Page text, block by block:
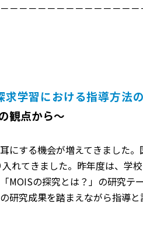
－－－－－－－－－－－－－
学習における指導方法の
観点から～
にする機会が増えてきました
れてきました。昨年度は、学
MOISの探究とは？」の研究テ
研究成果を踏まえながら指導